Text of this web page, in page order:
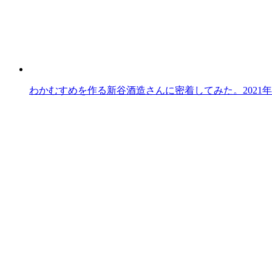
わかむすめを作る新谷酒造さんに密着してみた。 2021